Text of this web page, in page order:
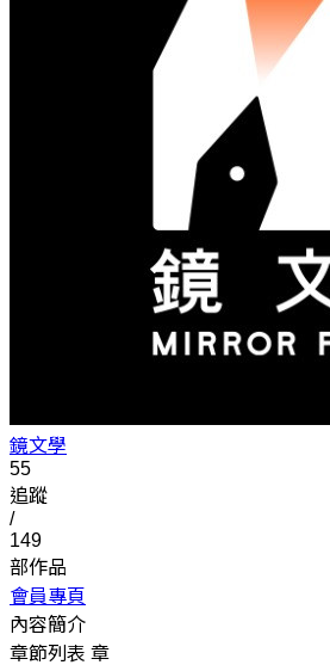
鏡文學
55
追蹤
/
149
部作品
會員專頁
內容簡介
章節列表 章